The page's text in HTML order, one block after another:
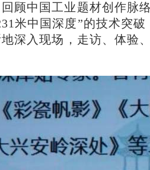
顾中国工业题材创作脉
米中国深度”的技术突
深入现场，走访、体验